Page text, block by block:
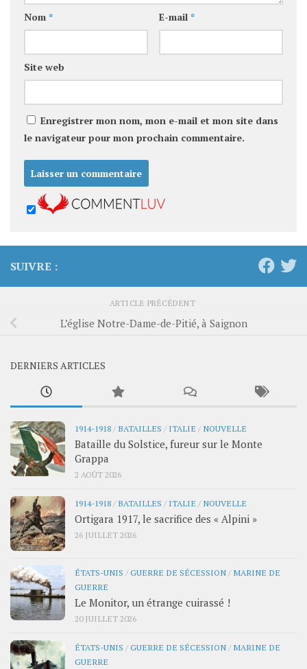
Nom * E-mail *
Site web
Enregistrer mon nom, mon e-mail et mon site dans
le navigateur pour mon prochain commentaire.
SUIVRE :
ARTICLE PRÉCÉDENT
L’église Notre-Dame-de-Pitié, à Saignon
DERNIERS ARTICLES
1914-1918 / BATAILLES / ITALIE / NOUVELLE
Bataille du Solstice, fureur sur le Monte
Grappa
2 AOÛT 2026
1914-1918 / BATAILLES / ITALIE / NOUVELLE
Ortigara 1917, le sacrifice des « Alpini »
26 JUILLET 2026
ÉTATS-UNIS /GUERRE DE SÉCESSION / MARINE DE
GUERRE
Le Monitor, un étrange cuirassé !
20 JUILLET 2026
ÉTATS-UNIS /GUERRE DE SÉCESSION / MARINE DE
GUERRE